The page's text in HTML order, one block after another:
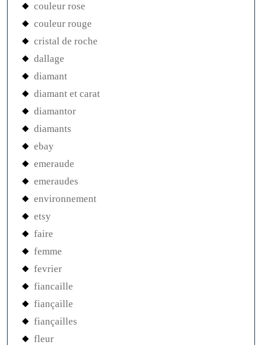
couleur rose
couleur rouge
cristal de roche
dallage
diamant
diamant et carat
diamantor
diamants
ebay
emeraude
emeraudes
environnement
etsy
faire
femme
fevrier
fiancaille
fiançaille
fiançailles
fleur